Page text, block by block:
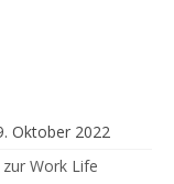
Oktober 2022
Work Life